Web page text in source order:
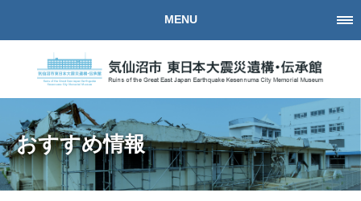
おすすめ情報
MENU